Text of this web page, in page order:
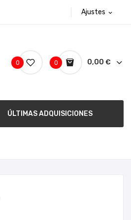
Ajustes expand_more
0 0,00 €
0
ÚLTIMAS ADQUISICIONES